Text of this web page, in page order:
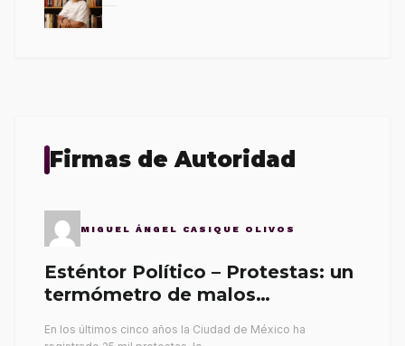
Firmas de Autoridad
MIGUEL ÁNGEL CASIQUE OLIVOS
Esténtor Político – Protestas: un
termómetro de malos
En los últimos cinco años la Ciudad de México ha